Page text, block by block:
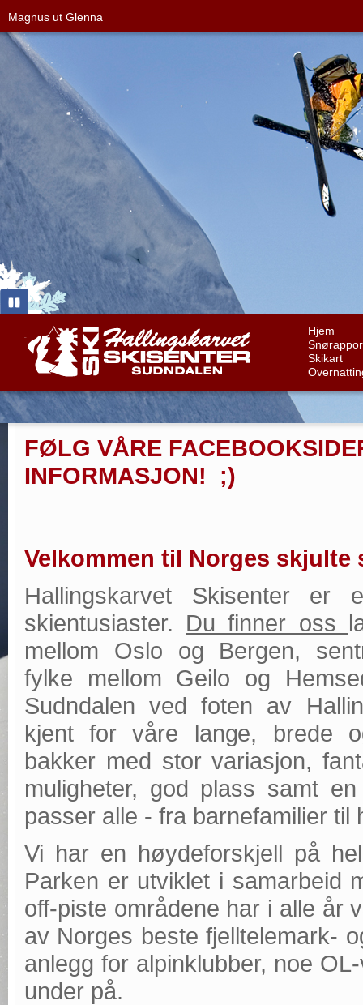
Hjem
Skikart
Magnus ut Glenna
FØLG VÅRE
INFORMASJON! ;)
Velkommen til Norges skjulte
Hallingskarvet Skisenter er
skientusiaster. Du finner oss
mellom Oslo og Bergen,
fylke mellom Geilo og
Sudndalen ved foten av
kjent for våre lange, brede
bakker med stor variasjon,
muligheter, god plass samt
passer alle - fra barnefamilier til
Vi har en høydeforskjell på
Parken er utviklet i samarbeid
off-piste områdene har i alle år
av Norges beste fjelltelemark-
anlegg for alpinklubber, noe
under på.